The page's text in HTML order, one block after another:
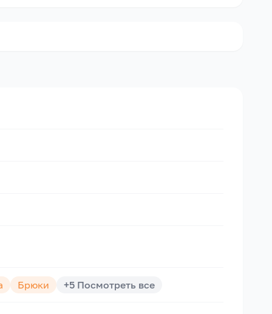
Брюки +5 Посмотреть все